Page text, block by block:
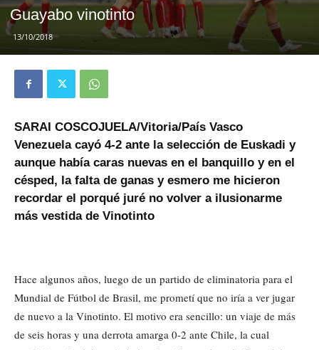
Guayabo vinotinto
13/10/2018
SARAI COSCOJUELA/Vitoria/País Vasco
Venezuela cayó 4-2 ante la selección de Euskadi y
aunque había caras nuevas en el banquillo y en el
césped, la falta de ganas y esmero me hicieron
recordar el porqué juré no volver a ilusionarme
más vestida de Vinotinto
Hace algunos años, luego de un partido de eliminatoria para el
Mundial de Fútbol de Brasil, me prometí que no iría a ver jugar
de nuevo a la Vinotinto. El motivo era sencillo: un viaje de más
de seis horas y una derrota amarga 0-2 ante Chile, la cual